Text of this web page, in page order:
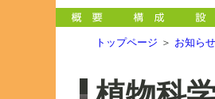
トップページ ＞ お知らせ